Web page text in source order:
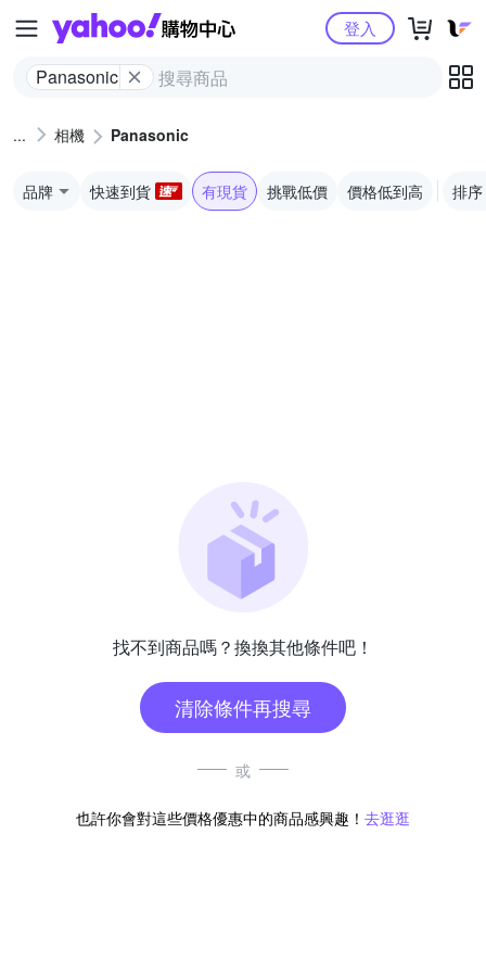
Yahoo購物中心
Panasonic
登入
相機 Panasonic
品牌 快速到貨 有現貨 挑戰低價 價格低到高 排序
找不到商品嗎？換換其他條件吧！
清除條件再搜尋
或
也許你會對這些價格優惠中的商品感興趣！ 去逛逛